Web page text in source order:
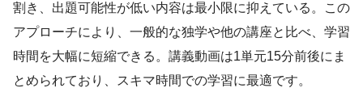
割き、出題可能性が低い内容は最小限に抑えている。この
アプローチにより、一般的な独学や他の講座と比べ、学習
時間を大幅に短縮できる。講義動画は1単元15分前後にま
とめられており、スキマ時間での学習に最適です。